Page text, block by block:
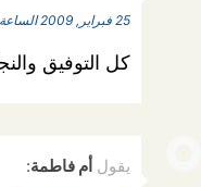
25 فبراير, 2009 الساعة 12:58 ص
كل التوفيق
يقول أم فاطمة: